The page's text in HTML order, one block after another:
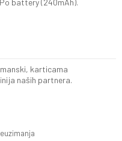
battery (240mAh).
karticama
naših partnera.